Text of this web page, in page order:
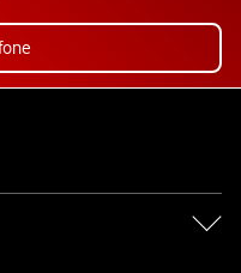
Vodafone